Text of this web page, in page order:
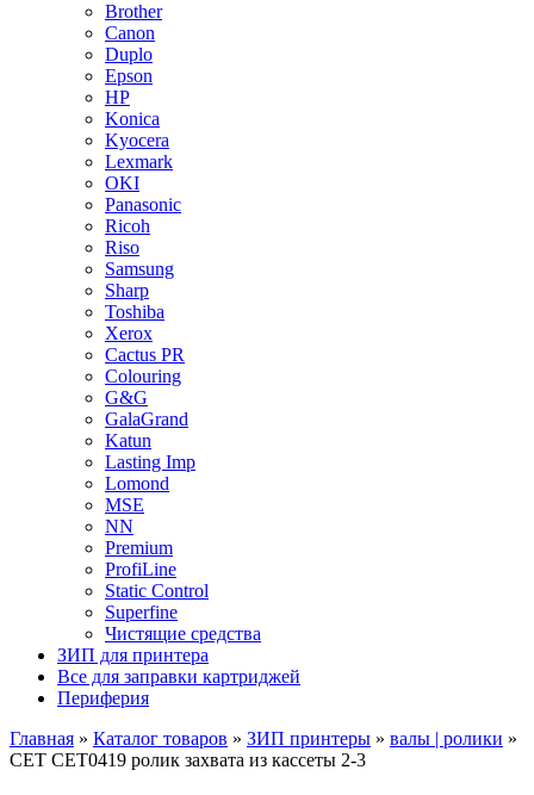
Brother
Canon
Duplo
Epson
HP
Konica
Kyocera
Lexmark
OKI
Panasonic
Ricoh
Riso
Samsung
Sharp
Toshiba
Xerox
Cactus PR
Colouring
G&G
GalaGrand
Katun
Lasting Imp
Lomond
MSE
NN
Premium
ProfiLine
Static Control
Superfine
Чистящие средства
ЗИП для принтера
Все для заправки картриджей
Периферия
Главная » Каталог товаров » ЗИП принтеры » валы | ролики »
CET CET0419 ролик захвата из кассеты 2-3